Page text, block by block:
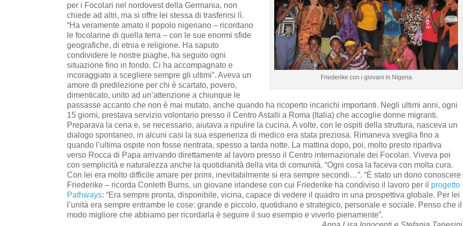
Friederike con i giovani in Nigeria
per i Focolari nel nordovest della Germania, non
chiede ad altri, ma si offre lei stessa di trasferirsi lì.
“Ha veramente amato il popolo nigeriano – ricordano
le focolarine di quella terra – con le sue enormi sfide
geografiche, di etnia e religione. Ha saputo
condividere le nostre piaghe, ha seguito ogni
situazione fino in fondo. Ci ha accompagnato e
incoraggiato a scegliere sempre gli ultimi”. Aveva un
amore di predilezione per chi è scartato, povero,
dimenticato, unito ad un’attenzione a chiunque le
passasse accanto che non è mai mutato, anche quando ha ricoperto incarichi importanti. Negli ultimi anni, ogni
15 giorni, prestava servizio volontario presso il Centro Astalli a Roma (Italia) che accoglie donne migranti.
Preparava la cena e, se necessario, aiutava a ripulire la cucina. A volte, con le ospiti della struttura, nasceva un
dialogo spontaneo, in alcuni casi la sua esperienza di medico era stata preziosa. Rimaneva sveglia fino a
quando l’ultima ospite non fosse rientrata, spesso a tarda notte. La mattina dopo, poi, molto presto ripartiva
verso Rocca di Papa arrivando direttamente al lavoro presso il Centro internazionale dei Focolari. Viveva poi
con semplicità e naturalezza anche la quotidianità della vita di comunità. “Ogni cosa la faceva con molta cura.
Con lei era molto difficile amare per primi, inevitabilmente si era sempre secondi…”. “È stato un dono conoscere
Friederike – ricorda Conleth Burns, un giovane irlandese con cui Friederike ha condiviso il lavoro per il progetto
Pathways: “Era sempre pronta, disponibile, vicina, capace di vedere il quadro in una prospettiva globale. Per lei
l’unità era sempre entrambe le cose: grande e piccolo, quotidiano e strategico, personale e sociale. Penso che il
modo migliore che abbiamo per ricordarla è seguire il suo esempio e viverlo pienamente”.